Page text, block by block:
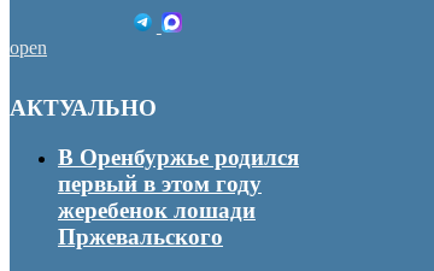
open
АКТУАЛЬНО
В Оренбуржье родился
первый в этом году
жеребенок лошади
Пржевальского